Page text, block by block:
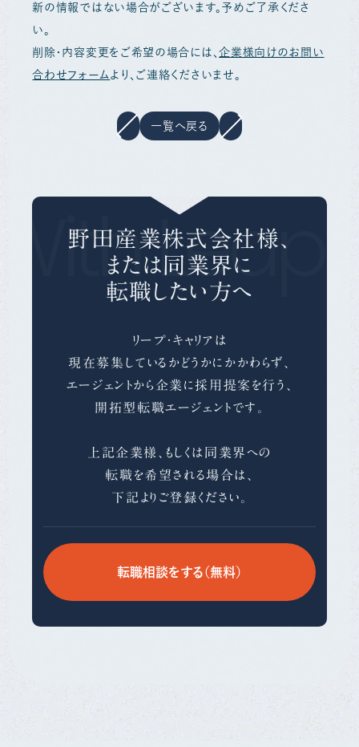
新の情報ではない場合がございます。予めご了承くださ
い。
削除・内容変更をご希望の場合には、企業様向けのお問い
合わせフォーム より、ご連絡くださいませ。
一覧へ戻る
Leap
野田産業株式会社様、
または同業界に
転職したい方へ
リープ・キャリアは
現在募集しているかどうかにかかわらず、
エージェントから企業に採用提案を行う、
開拓型転職エージェントです。
上記企業様、もしくは同業界への
転職を希望される場合は、
下記よりご登録ください。
転職相談をする（無料）